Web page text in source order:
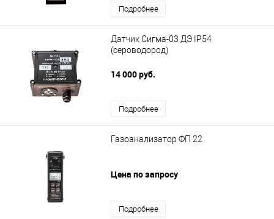
Подробнее
Датчик Сигма-03 ДЭ IP54
(сероводород)
14 000 руб.
Подробнее
Газоанализатор ФП 22
Цена по запросу
Подробнее